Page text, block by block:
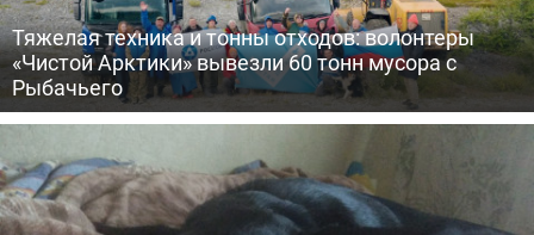
Тяжелая техника и тонны отходов: волонтеры
«Чистой Арктики» вывезли 60 тонн мусора с
Рыбачьего